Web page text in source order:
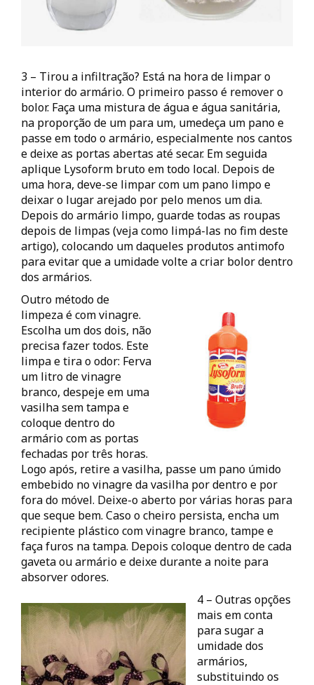
3 – Tirou a infiltração? Está na hora de limpar o
interior do armário. O primeiro passo é remover o
bolor. Faça uma mistura de água e água sanitária,
na proporção de um para um, umedeça um pano e
passe em todo o armário, especialmente nos cantos
e deixe as portas abertas até secar. Em seguida
aplique Lysoform bruto em todo local. Depois de
uma hora, deve-se limpar com um pano limpo e
deixar o lugar arejado por pelo menos um dia.
Depois do armário limpo, guarde todas as roupas
depois de limpas (veja como limpá-las no fim deste
artigo), colocando um daqueles produtos antimofo
para evitar que a umidade volte a criar bolor dentro
dos armários.
Outro método de
limpeza é com vinagre.
Escolha um dos dois, não
precisa fazer todos. Este
limpa e tira o odor: Ferva
um litro de vinagre
branco, despeje em uma
vasilha sem tampa e
coloque dentro do
armário com as portas
fechadas por três horas.
Logo após, retire a vasilha, passe um pano úmido
embebido no vinagre da vasilha por dentro e por
fora do móvel. Deixe-o aberto por várias horas para
que seque bem. Caso o cheiro persista, encha um
recipiente plástico com vinagre branco, tampe e
faça furos na tampa. Depois coloque dentro de cada
gaveta ou armário e deixe durante a noite para
absorver odores.
4 – Outras opções
mais em conta
para sugar a
umidade dos
armários,
substituindo os